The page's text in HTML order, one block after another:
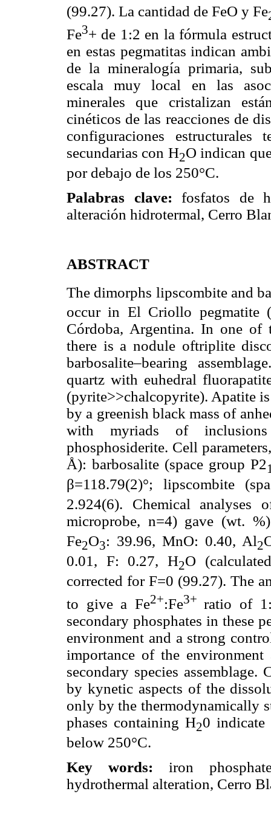
(99.27). La cantidad de FeO y Fe
Fe3+ de 1:2 en la fórmula
en estas pegmatitas indican
de la mineralogía primaria,
escala muy local en las
minerales que cristalizan
cinéticos de las reacciones de
configuraciones estructurales
secundarias con H2O indican
por debajo de los 250°C.
Palabras clave: fosfatos de
alteración hidrotermal, Cerro
ABSTRACT
The dimorphs lipscombite and
occur in El Criollo pegmatite
Córdoba, Argentina. In one of
there is a nodule oftriplite
barbosalite–bearing
quartz with euhedral
(pyrite>>chalcopyrite). Apatite
by a greenish black mass of
with myriads of
phosphosiderite. Cell
Å): barbosalite (space group P2
β=118.79(2)°; lipscombite
2.924(6). Chemical analyses
microprobe, n=4) gave (wt.
Fe2O3: 39.96, MnO: 0.40, Al2
0.01, F: 0.27, H2O
corrected for F=0 (99.27). The
to give a Fe2+:Fe3+ratio of
secondary phosphates in these
environment and a strong
importance of the
secondary species
by kynetic aspects of the
only by the thermodynamically
phases containing H20 indicate
below 250°C.
Key words: iron
hydrothermal alteration, Cerro